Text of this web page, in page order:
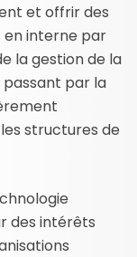
et offrir des
en interne par
la gestion de la
passant par la
structures de
des intérêts